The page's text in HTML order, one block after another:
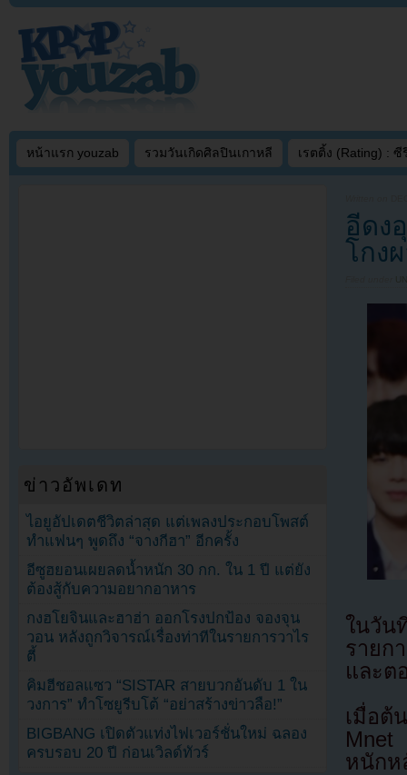
หน้าแรก youzab รวมวันเกิดศิลปินเกาหลี เรตติ้ง (Rating) : ซี
อีดง
โกง
ในวัน
รายก
และต
เมื่อต้
Mnet
หนักห
ข่าวอัพเดท
ไอยูอัปเดตชีวิตล่าสุด แต่เพลงประกอบโพสต์
ทำแฟนๆ พูดถึง “จางกีฮา” อีกครั้ง
อีซูฮยอนเผยลดน้ำหนัก 30 กก. ใน 1 ปี แต่ยัง
ต้องสู้กับความอยากอาหาร
กงฮโยจินและฮาฮ่า ออกโรงปกป้อง จองจุน
วอน หลังถูกวิจารณ์เรื่องท่าทีในรายการวาไร
ตี้
คิมฮีชอลแซว “SISTAR สายบวกอันดับ 1 ใน
วงการ” ทำโซยูรีบโต้ “อย่าสร้างข่าวลือ!”
BIGBANG เปิดตัวแท่งไฟเวอร์ชั่นใหม่ ฉลอง
ครบรอบ 20 ปี ก่อนเวิลด์ทัวร์